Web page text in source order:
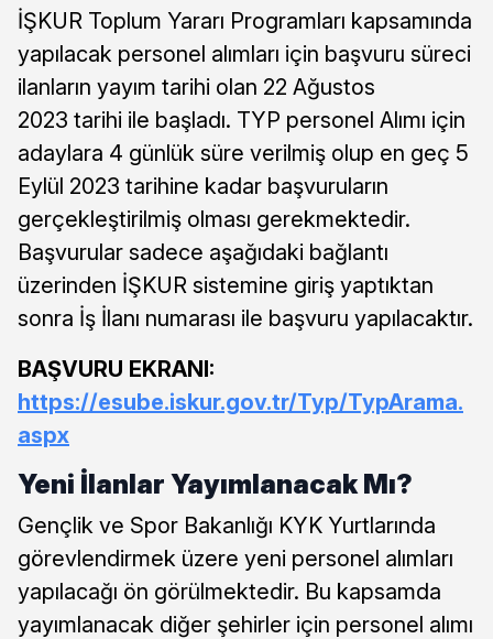
İŞKUR Toplum Yararı Programları kapsamında
yapılacak personel alımları için başvuru süreci
ilanların yayım tarihi olan 22 Ağustos
2023 tarihi ile başladı. TYP personel Alımı için
adaylara 4 günlük süre verilmiş olup en geç 5
Eylül 2023 tarihine kadar başvuruların
gerçekleştirilmiş olması gerekmektedir.
Başvurular sadece aşağıdaki bağlantı
üzerinden İŞKUR sistemine giriş yaptıktan
sonra İş İlanı numarası ile başvuru yapılacaktır.
BAŞVURU EKRANI:
https://esube.iskur.gov.tr/Typ/TypArama.
aspx
Yeni İlanlar Yayımlanacak Mı?
Gençlik ve Spor Bakanlığı KYK Yurtlarında
görevlendirmek üzere yeni personel alımları
yapılacağı ön görülmektedir. Bu kapsamda
yayımlanacak diğer şehirler için personel alımı